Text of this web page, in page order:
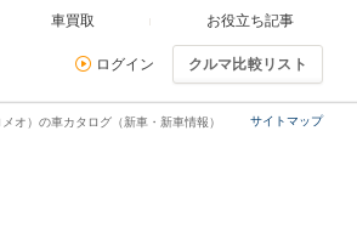
車買取 お役立ち記事
ログイン クルマ比較リスト
サイトマップ
オ）の車カタログ（新車・新車情報）